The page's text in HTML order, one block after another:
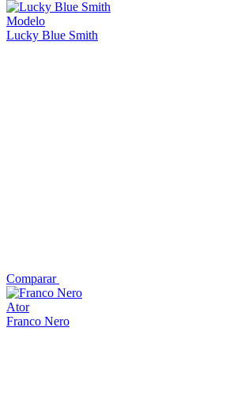
Modelo
Lucky Blue Smith
Comparar
Ator
Franco Nero